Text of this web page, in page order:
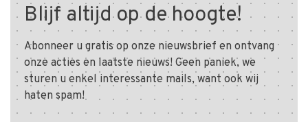
Blijf altijd op de hoogte!
Abonneer u gratis op onze nieuwsbrief en ontvang
onze acties en laatste nieuws! Geen paniek, we
sturen u enkel interessante mails, want ook wij
haten spam!